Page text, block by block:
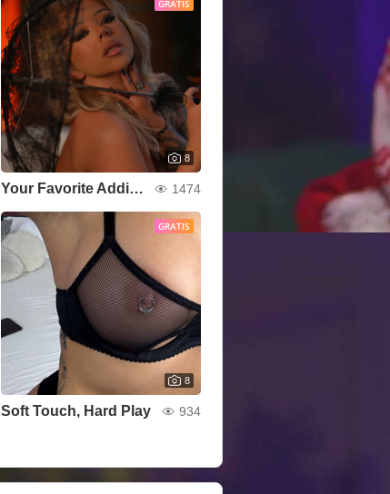
GRATIS
8
Your Favorite Addiction 1474
GRATIS
8
Soft Touch, Hard Play 934